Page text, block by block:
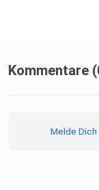
Kommentare
Melde Dich